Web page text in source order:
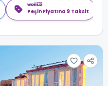
Peşin Fiyatına 9 Taksit